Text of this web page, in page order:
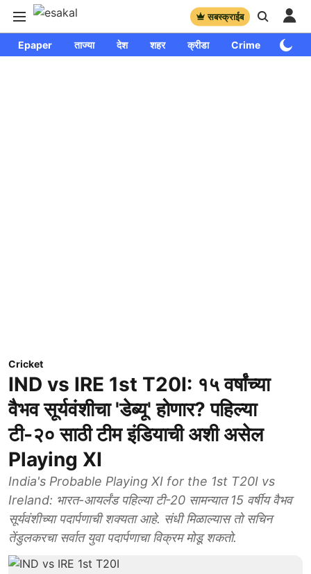
सबस्क्राईब
Epaper ताज्या देश शहर क्रीडा Crime
Cricket
IND vs IRE 1st T20I: १५ वर्षांच्या
वैभव सूर्यवंशीचा 'डेब्यू' होणार? पहिल्या
टी-२० साठी टीम इंडियाची अशी असेल
Playing XI
India's Probable Playing XI for the 1st T20I vs
Ireland: भारत-आयर्लंड पहिल्या टी-20 सामन्यात 15 वर्षीय वैभव
सूर्यवंशीच्या पदार्पणाची शक्यता आहे. संधी मिळाल्यास तो सचिन
तेंडुलकरचा सर्वात युवा पदार्पणाचा विक्रम मोडू शकतो.